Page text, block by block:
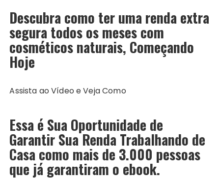
Descubra como ter uma renda extra
segura todos os meses com
cosméticos naturais, Começando
Hoje
Assista ao Vídeo e Veja Como
Essa é Sua Oportunidade de
Garantir Sua Renda Trabalhando de
Casa como mais de 3.000 pessoas
que já garantiram o ebook.